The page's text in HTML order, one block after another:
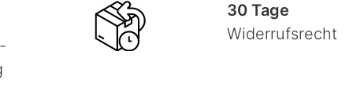
30 Tage
Widerrufsrecht